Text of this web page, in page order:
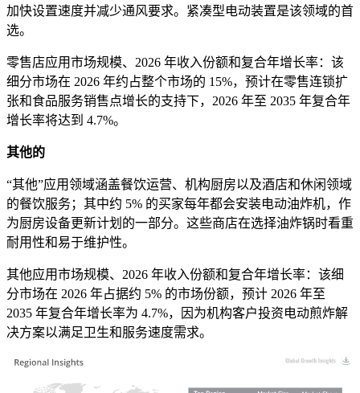
加快设置速度并减少通风要求。紧凑型电动装置是该领域的首
选。
零售店应用市场规模、2026 年收入份额和复合年增长率：该
细分市场在 2026 年约占整个市场的 15%，预计在零售连锁扩
张和食品服务销售点增长的支持下，2026 年至 2035 年复合年
增长率将达到 4.7%。
其他的
“其他”应用领域涵盖餐饮运营、机构厨房以及酒店和休闲领域
的餐饮服务；其中约 5% 的买家每年都会安装电动油炸机，作
为厨房设备更新计划的一部分。这些商店在选择油炸锅时看重
耐用性和易于维护性。
其他应用市场规模、2026 年收入份额和复合年增长率：该细
分市场在 2026 年占据约 5% 的市场份额，预计 2026 年至
2035 年复合年增长率为 4.7%，因为机构客户投资电动煎炸解
决方案以满足卫生和服务速度需求。